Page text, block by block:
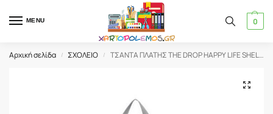
MENU 0
Αρχική σελίδα / ΣΧΟΛΕΙΟ / ΤΣΑΝΤΑ ΠΛΑΤΗΣ THE DROP HAPPY LIFE SHELL 2 ΘΕΣΕΩΝ (24L) 41 Χ 30,5 Χ 15,5CM LYCS